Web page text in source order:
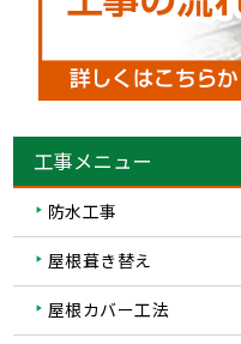
工事メニュー
防水工事
屋根葺き替え
屋根カバー工法